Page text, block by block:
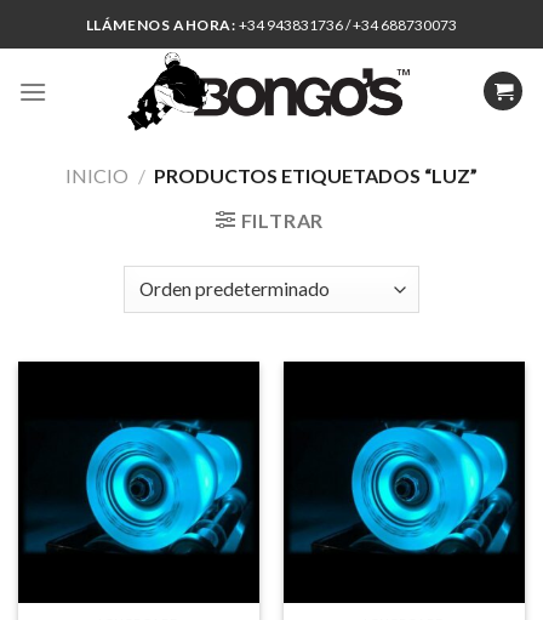
to
LLÁMENOS AHORA:+34 943831736 / +34 688730073
INICIO / PRODUCTOS ETIQUETADOS “LUZ”
FILTRAR